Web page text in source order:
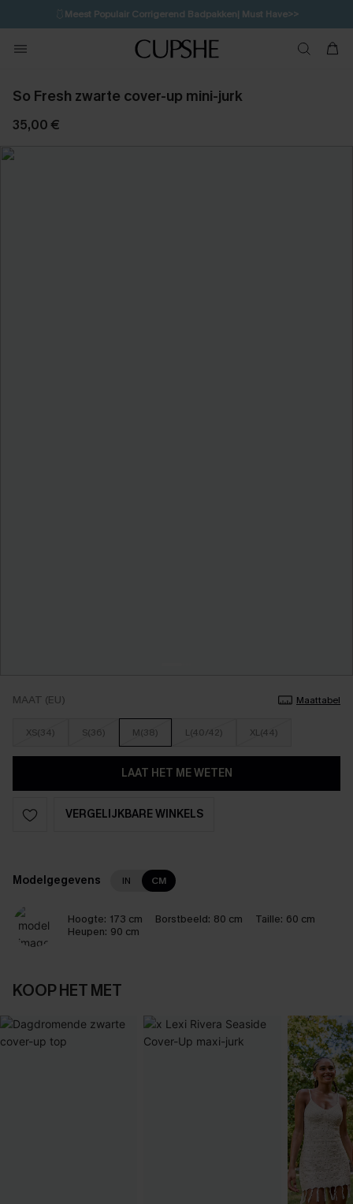
🩱Meest Populair Corrigerend Badpakken| Must Have>>
💌Abonneer je & ontvang tot 15% korting>>
Koop 3, krijg 15% korting | CODE: SW15
So Fresh zwarte cover-up mini-jurk
35,00 €
MAAT (EU) Maattabel
XS(34) S(36) M(38) L(40/42) XL(44)
LAAT HET ME WETEN
VERGELIJKBARE WINKELS
Modelgegevens IN CM
Hoogte: 173 cm Borstbeeld: 80 cm Taille: 60 cm
Heupen: 90 cm
KOOP HET MET